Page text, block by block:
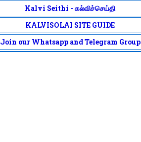
Kalvi Seithi - கல்விச்செய்தி
KALVISOLAI SITE GUIDE
Join our Whatsapp and Telegram Group